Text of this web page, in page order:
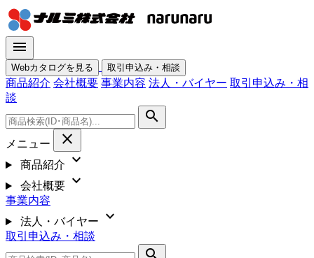
menu
Webカタログを見る 取引申込み・相談
商品紹介 会社概要 事業内容 法人・バイヤー 取引申込み・相
談
search
メニュー close
商品紹介 expand_more
会社概要 expand_more
事業内容
法人・バイヤー
expand_more
取引申込み・相談